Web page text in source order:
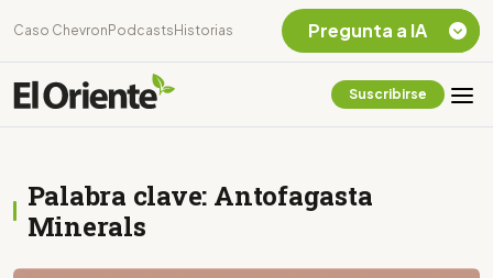
Caso Chevron Podcasts Historias
Suscribirse
Palabra clave: Antofagasta
Minerals
Pregunta a IA
Listar destinos
¿En que consiste la